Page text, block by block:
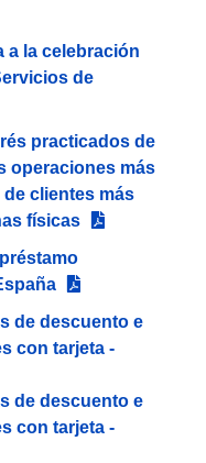
a la celebración
de
practicados de
operaciones más
clientes más
físicas
de descuento e
con tarjeta -
de descuento e
con tarjeta -